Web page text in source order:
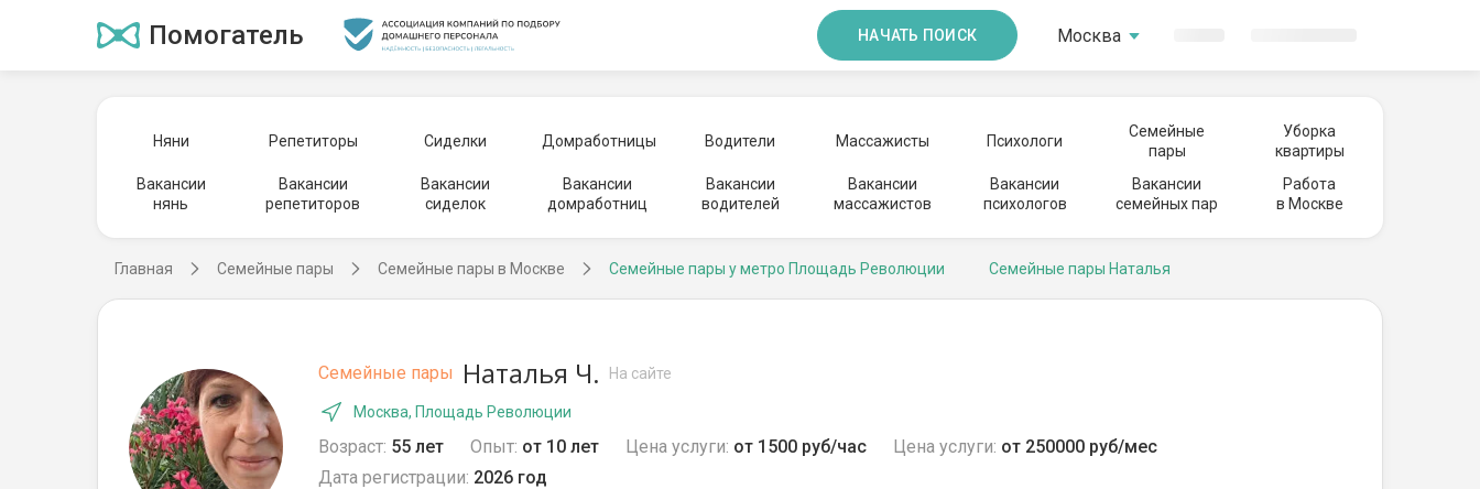
Помогатель НАЧАТЬ ПОИСК Москва
Няни Репетиторы Сиделки Домработницы Водители Массажисты Психологи
Семейные
пары
Уборка
квартиры
Вакансии
нянь
Вакансии
репетиторов
Вакансии
сиделок
Вакансии
домработниц
Вакансии
водителей
Вакансии
массажистов
Вакансии
психологов
Вакансии
семейных пар
Работа
в Москве
Главная Семейные пары Семейные пары в Москве Семейные пары у метро Площадь Революции Семейные пары Наталья
Семейные пары Наталья Ч. На сайте
Москва, Площадь Революции
Возраст: 55 лет Опыт: от 10 лет Цена услуги: от 1500 руб/час Цена услуги: от 250000 руб/мес
Дата регистрации: 2026 год